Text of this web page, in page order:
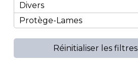
Divers
Protège-Lames
Réinitialiser les filtres